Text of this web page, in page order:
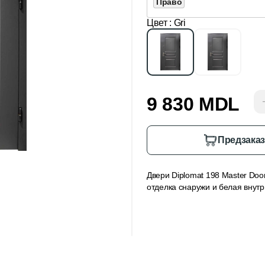
Цвет : Gri
9 830 MDL
Предзаказ
Двери Diplomat 198 Master
отделка снаружи и белая